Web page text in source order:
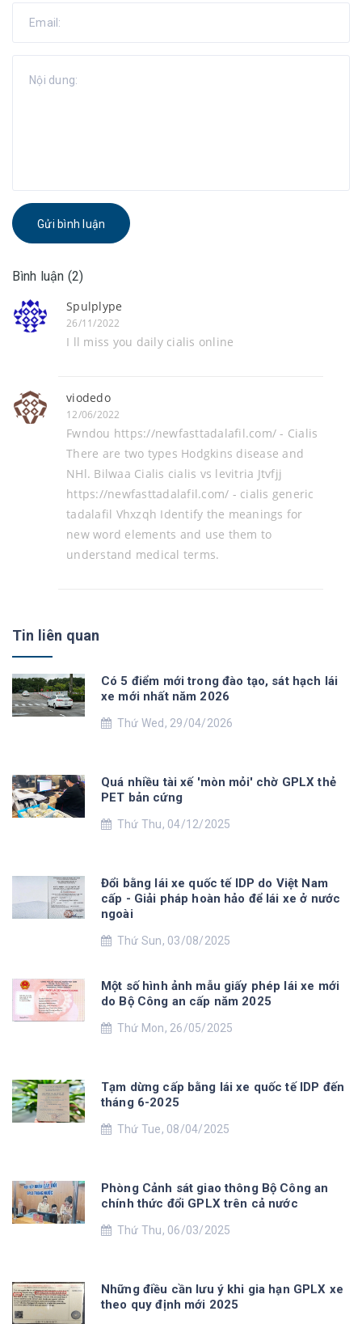
Gửi bình luận
Bình luận (2)
Spulplype
26/11/2022
I ll miss you daily cialis online
viodedo
12/06/2022
Fwndou https://newfasttadalafil.com/ - Cialis
There are two types Hodgkins disease and
NHl. Bilwaa Cialis cialis vs levitria Jtvfjj
https://newfasttadalafil.com/ - cialis generic
tadalafil Vhxzqh Identify the meanings for
new word elements and use them to
understand medical terms.
Tin liên quan
Có 5 điểm mới trong đào tạo, sát hạch lái
xe mới nhất năm 2026
Thứ Wed, 29/04/2026
Quá nhiều tài xế 'mòn mỏi' chờ GPLX thẻ
PET bản cứng
Thứ Thu, 04/12/2025
Đổi bằng lái xe quốc tế IDP do Việt Nam
cấp - Giải pháp hoàn hảo để lái xe ở nước
ngoài
Thứ Sun, 03/08/2025
Một số hình ảnh mẫu giấy phép lái xe mới
do Bộ Công an cấp năm 2025
Thứ Mon, 26/05/2025
Tạm dừng cấp bằng lái xe quốc tế IDP đến
tháng 6-2025
Thứ Tue, 08/04/2025
Phòng Cảnh sát giao thông Bộ Công an
chính thức đổi GPLX trên cả nước
Thứ Thu, 06/03/2025
Những điều cần lưu ý khi gia hạn GPLX xe
theo quy định mới 2025